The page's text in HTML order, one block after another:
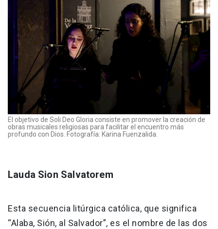
El objetivo de Soli Deo Gloria consiste en promover la creación de
obras musicales religiosas para facilitar el encuentro más
profundo con Dios. Fotografía: Karina Fuenzalida.
Lauda Sion Salvatorem
Esta secuencia litúrgica católica, que significa
“Alaba, Sión, al Salvador”, es el nombre de las dos